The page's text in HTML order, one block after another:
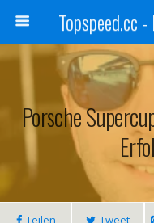
Porsche
Teilen Tweet